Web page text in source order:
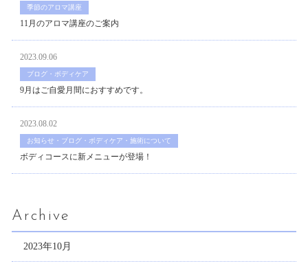
季節のアロマ講座
11月のアロマ講座のご案内
2023.09.06
ブログ・ボディケア
9月はご自愛月間におすすめです。
2023.08.02
お知らせ・ブログ・ボディケア・施術について
ボディコースに新メニューが登場！
Archive
2023年10月